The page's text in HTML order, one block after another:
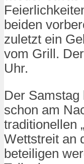
beiden v
zuletzt ein
vom Grill.
Uhr.
Der
schon am
traditionellen
Wettstreit an
beteiligen